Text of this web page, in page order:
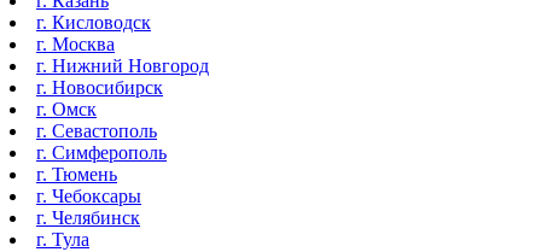
г. Кисловодск
г. Москва
г. Нижний Новгород
г. Новосибирск
г. Омск
г. Севастополь
г. Симферополь
г. Тюмень
г. Чебоксары
г. Челябинск
г. Тула